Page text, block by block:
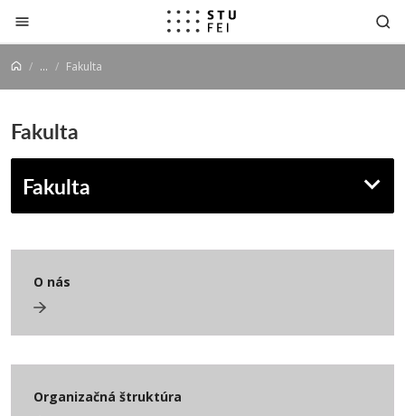
Prejsť na obsah
... Fakulta
Fakulta
Fakulta
O nás
Organizačná štruktúra